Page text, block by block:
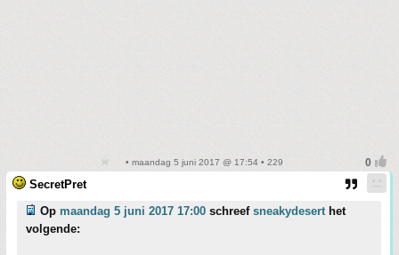
• maandag 5 juni 2017 @ 17:54 • 229
SecretPret
Op maandag 5 juni 2017 17:00 schreef sneakydesert het
volgende: